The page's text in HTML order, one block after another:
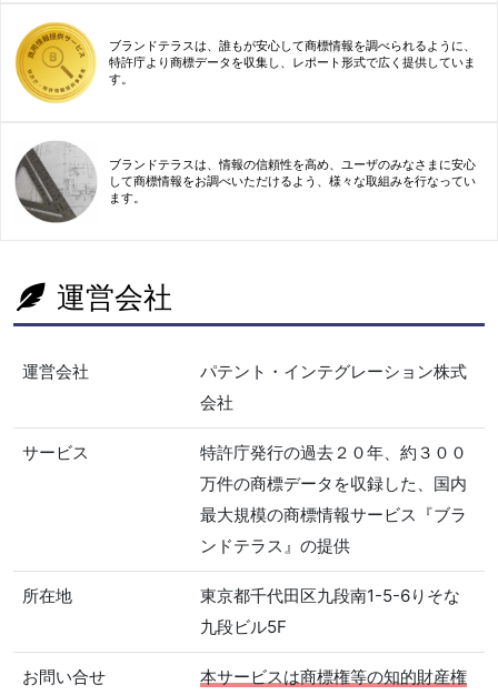
ブランドテラスは、誰もが安心して商標情報を調べられるように、
特許庁より商標データを収集し、レポート形式で広く提供していま
す。
ブランドテラスは、情報の信頼性を高め、ユーザのみなさまに安心
して商標情報をお調べいただけるよう、様々な取組みを行なってい
ます。
運営会社
運営会社
パテント・インテグレーション株式
会社
サービス
特許庁発行の過去２０年、約３００
万件の商標データを収録した、国内
最大規模の商標情報サービス『ブラ
ンドテラス』の提供
所在地
東京都千代田区九段南1-5-6りそな
九段ビル5F
お問い合せ
本サービスは商標権等の知的財産権